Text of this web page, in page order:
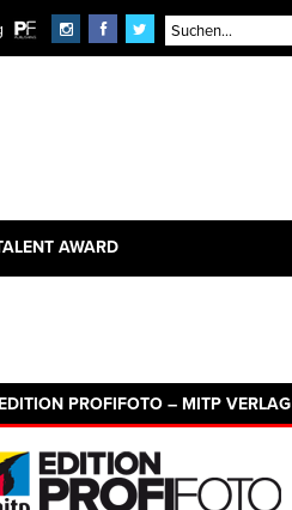
AWARD
EDITION PROFIFOTO – MITP VERLAG